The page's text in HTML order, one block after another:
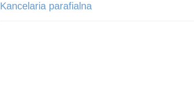
Kancelaria parafialna